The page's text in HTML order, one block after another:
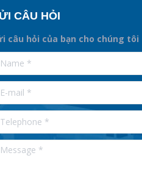
CÂU HỎI
câu hỏi của bạn cho chúng tôi
*
mail *
*
*